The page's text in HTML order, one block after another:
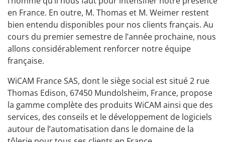
en France. En outre, M. Thomas et M. Weimer restent
bien entendu disponibles pour nos clients français. Au
cours du premier semestre de l’année prochaine, nous
allons considérablement renforcer notre équipe
française.
WiCAM France SAS, dont le siège social est situé 2 rue
Thomas Edison, 67450 Mundolsheim, France, propose
la gamme complète des produits WiCAM ainsi que des
services, des conseils et le développement de logiciels
autour de l’automatisation dans le domaine de la